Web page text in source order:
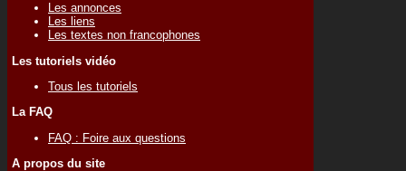
Les annonces
Les liens
Les textes non francophones
Les tutoriels vidéo
Tous les tutoriels
La FAQ
FAQ : Foire aux questions
A propos du site